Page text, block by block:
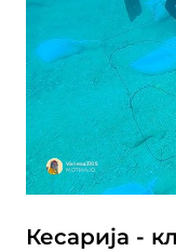
Кесарија -